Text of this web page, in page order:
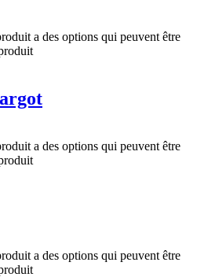
a des options qui peuvent être
a des options qui peuvent être
a des options qui peuvent être